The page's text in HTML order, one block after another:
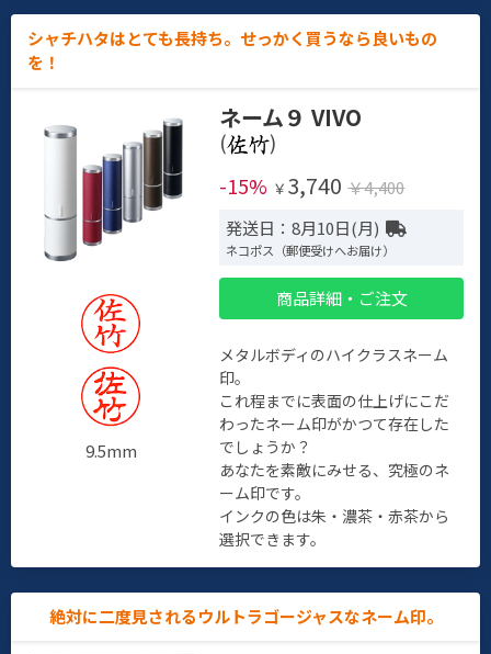
シャチハタはとても長持ち。せっかく買うなら良いもの
を！
9.5mm
ネーム９ VIVO
(
)
-15% ￥ 3,740 ￥4,400
発送日：8月10日(月)
ネコポス（郵便受けへお届け）
商品詳細・ご注文
メタルボディのハイクラスネーム
印。
これ程までに表面の仕上げにこだ
わったネーム印がかつて存在した
でしょうか？
あなたを素敵にみせる、究極のネ
ーム印です。
インクの色は朱・濃茶・赤茶から
選択できます。
絶対に二度見されるウルトラゴージャスなネーム印。